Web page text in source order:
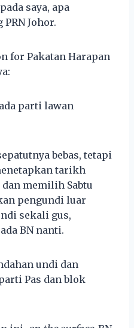
saya, apa
Johor.
for Pakatan Harapan
parti lawan
bebas, tetapi
tarikh
memilih Sabtu
pengundi luar
sekali gus,
BN nanti.
undi dan
Pas dan blok